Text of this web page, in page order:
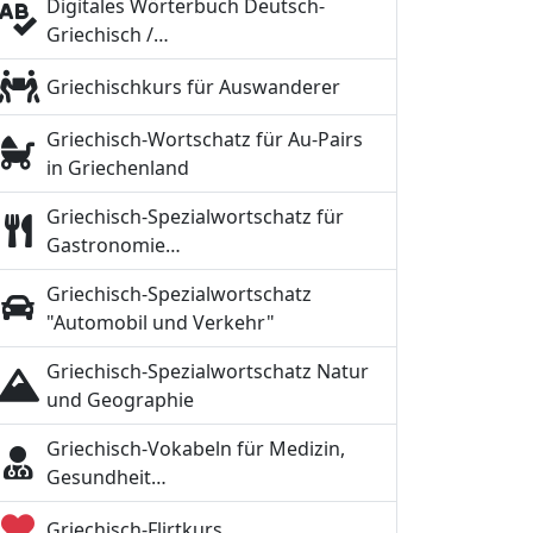
Digitales Wörterbuch Deutsch-
Griechisch /…
Griechischkurs für Auswanderer
Griechisch-Wortschatz für Au-Pairs
in Griechenland
Griechisch-Spezialwortschatz für
Gastronomie…
Griechisch-Spezialwortschatz
"Automobil und Verkehr"
Griechisch-Spezialwortschatz Natur
und Geographie
Griechisch-Vokabeln für Medizin,
Gesundheit…